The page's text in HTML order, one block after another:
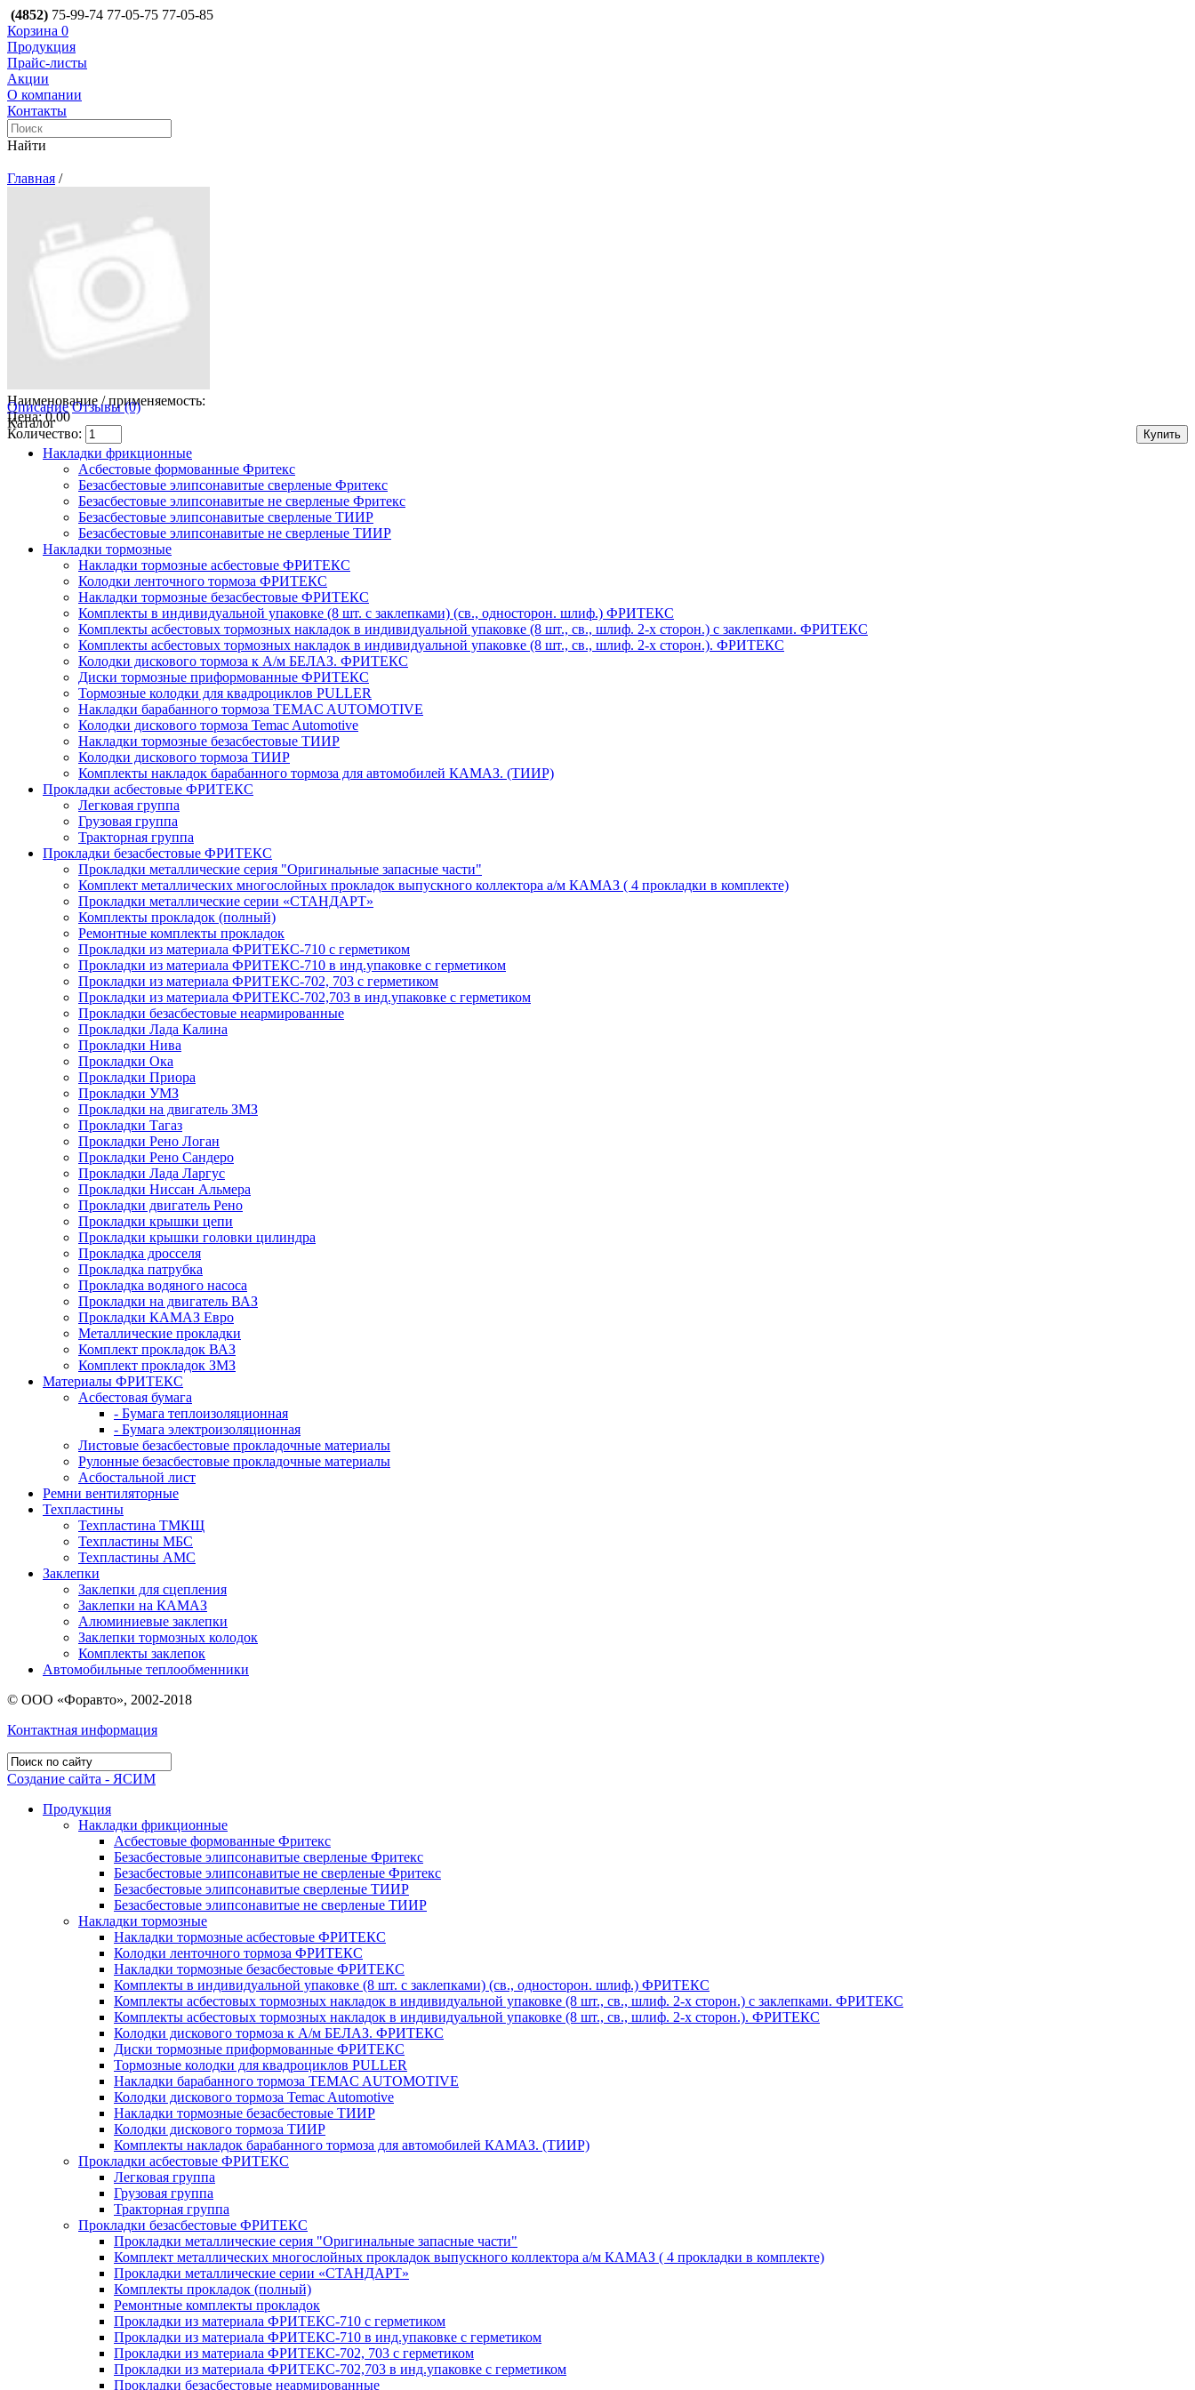
(4852) 75-99-74 77-05-75 77-05-85
Корзина 0
Продукция
Прайс-листы
Акции
О компании
Контакты
Найти
Главная /
Наименование / применяемость:
Цена: 0.00
Количество:
Описание Отзывы (0)
Каталог
Накладки фрикционные
Асбестовые формованные Фритекс
Безасбестовые элипсонавитые сверленые Фритекс
Безасбестовые элипсонавитые не сверленые Фритекс
Безасбестовые элипсонавитые сверленые ТИИР
Безасбестовые элипсонавитые не сверленые ТИИР
Накладки тормозные
Накладки тормозные асбестовые ФРИТЕКС
Колодки ленточного тормоза ФРИТЕКС
Накладки тормозные безасбестовые ФРИТЕКС
Комплекты в индивидуальной упаковке (8 шт. с заклепками) (св., односторон. шлиф.) ФРИТЕКС
Комплекты асбестовых тормозных накладок в индивидуальной упаковке (8 шт., св., шлиф. 2-х сторон.) c заклепками. ФРИТЕКС
Комплекты асбестовых тормозных накладок в индивидуальной упаковке (8 шт., св., шлиф. 2-х сторон.). ФРИТЕКС
Колодки дискового тормоза к А/м БЕЛАЗ. ФРИТЕКС
Диски тормозные приформованные ФРИТЕКС
Тормозные колодки для квадроциклов PULLER
Накладки барабанного тормоза TEMAC AUTOMOTIVE
Колодки дискового тормоза Temac Automotive
Накладки тормозные безасбестовые ТИИР
Колодки дискового тормоза ТИИР
Комплекты накладок барабанного тормоза для автомобилей КАМАЗ. (ТИИР)
Прокладки асбестовые ФРИТЕКС
Легковая группа
Грузовая группа
Тракторная группа
Прокладки безасбестовые ФРИТЕКС
Прокладки металлические серия "Оригинальные запасные части"
Комплект металлических многослойных прокладок выпускного коллектора а/м КАМАЗ ( 4 прокладки в комплекте)
Прокладки металлические серии «СТАНДАРТ»
Комплекты прокладок (полный)
Ремонтные комплекты прокладок
Прокладки из материала ФРИТЕКС-710 с герметиком
Прокладки из материала ФРИТЕКС-710 в инд.упаковке с герметиком
Прокладки из материала ФРИТЕКС-702, 703 с герметиком
Прокладки из материала ФРИТЕКС-702,703 в инд.упаковке с герметиком
Прокладки безасбестовые неармированные
Прокладки Лада Калина
Прокладки Нива
Прокладки Ока
Прокладки Приора
Прокладки УМЗ
Прокладки на двигатель ЗМЗ
Прокладки Тагаз
Прокладки Рено Логан
Прокладки Рено Сандеро
Прокладки Лада Ларгус
Прокладки Ниссан Альмера
Прокладки двигатель Рено
Прокладки крышки цепи
Прокладки крышки головки цилиндра
Прокладка дросселя
Прокладка патрубка
Прокладка водяного насоса
Прокладки на двигатель ВАЗ
Прокладки КАМАЗ Евро
Металлические прокладки
Комплект прокладок ВАЗ
Комплект прокладок ЗМЗ
Материалы ФРИТЕКС
Асбестовая бумага
- Бумага теплоизоляционная
- Бумага электроизоляционная
Листовые безасбестовые прокладочные материалы
Рулонные безасбестовые прокладочные материалы
Асбостальной лист
Ремни вентиляторные
Техпластины
Техпластина ТМКЩ
Техпластины МБС
Техпластины АМС
Заклепки
Заклепки для сцепления
Заклепки на КАМАЗ
Алюминиевые заклепки
Заклепки тормозных колодок
Комплекты заклепок
Автомобильные теплообменники
© ООО «Форавто», 2002-2018
Контактная информация
Создание сайта - ЯСИМ
Продукция
Накладки фрикционные
Асбестовые формованные Фритекс
Безасбестовые элипсонавитые сверленые Фритекс
Безасбестовые элипсонавитые не сверленые Фритекс
Безасбестовые элипсонавитые сверленые ТИИР
Безасбестовые элипсонавитые не сверленые ТИИР
Накладки тормозные
Накладки тормозные асбестовые ФРИТЕКС
Колодки ленточного тормоза ФРИТЕКС
Накладки тормозные безасбестовые ФРИТЕКС
Комплекты в индивидуальной упаковке (8 шт. с заклепками) (св., односторон. шлиф.) ФРИТЕКС
Комплекты асбестовых тормозных накладок в индивидуальной упаковке (8 шт., св., шлиф. 2-х сторон.) c заклепками. ФРИТЕКС
Комплекты асбестовых тормозных накладок в индивидуальной упаковке (8 шт., св., шлиф. 2-х сторон.). ФРИТЕКС
Колодки дискового тормоза к А/м БЕЛАЗ. ФРИТЕКС
Диски тормозные приформованные ФРИТЕКС
Тормозные колодки для квадроциклов PULLER
Накладки барабанного тормоза TEMAC AUTOMOTIVE
Колодки дискового тормоза Temac Automotive
Накладки тормозные безасбестовые ТИИР
Колодки дискового тормоза ТИИР
Комплекты накладок барабанного тормоза для автомобилей КАМАЗ. (ТИИР)
Прокладки асбестовые ФРИТЕКС
Легковая группа
Грузовая группа
Тракторная группа
Прокладки безасбестовые ФРИТЕКС
Прокладки металлические серия "Оригинальные запасные части"
Комплект металлических многослойных прокладок выпускного коллектора а/м КАМАЗ ( 4 прокладки в комплекте)
Прокладки металлические серии «СТАНДАРТ»
Комплекты прокладок (полный)
Ремонтные комплекты прокладок
Прокладки из материала ФРИТЕКС-710 с герметиком
Прокладки из материала ФРИТЕКС-710 в инд.упаковке с герметиком
Прокладки из материала ФРИТЕКС-702, 703 с герметиком
Прокладки из материала ФРИТЕКС-702,703 в инд.упаковке с герметиком
Прокладки безасбестовые неармированные